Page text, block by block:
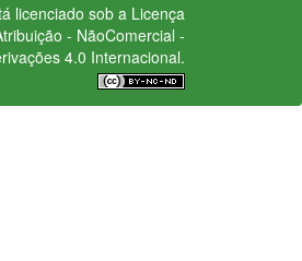
licenciado sob a Licença
- NãoComercial -
4.0 Internacional.